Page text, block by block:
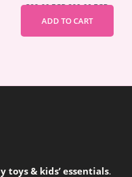
399,00EGP299,00EGP
ADD TO CART
& kids’ essentials.